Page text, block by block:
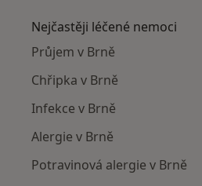
Nejčastěji léčené nemoci
Průjem v Brně
Chřipka v Brně
Infekce v Brně
Alergie v Brně
Potravinová alergie v Brně